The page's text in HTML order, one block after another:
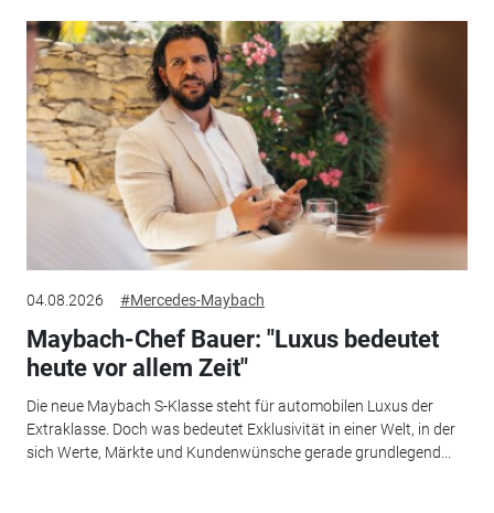
04.08.2026 #Mercedes-Maybach
Maybach-Chef Bauer: "Luxus bedeutet
heute vor allem Zeit"
Die neue Maybach S-Klasse steht für automobilen Luxus der
Extraklasse. Doch was bedeutet Exklusivität in einer Welt, in der
sich Werte, Märkte und Kundenwünsche gerade grundlegend...